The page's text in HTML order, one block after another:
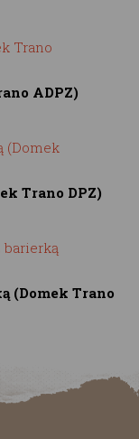
ADPZ)
Trano DPZ)
(Domek Trano